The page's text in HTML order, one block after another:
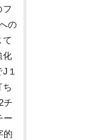
フ
の
て
化
１
ち
チ
ー
的